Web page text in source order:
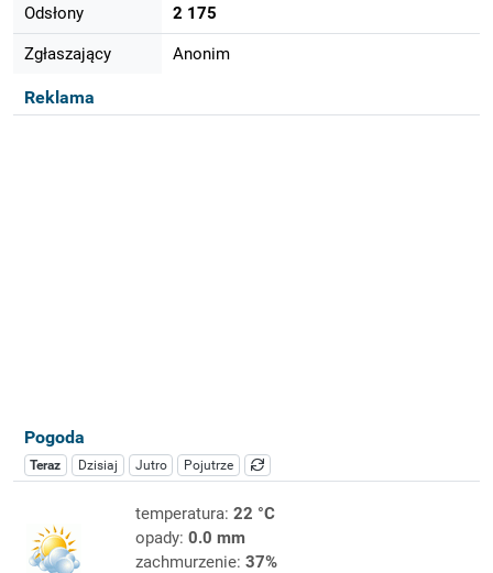
Odsłony 2 175
Zgłaszający Anonim
Reklama
Pogoda
Teraz Dzisiaj Jutro Pojutrze
temperatura: 22 °C
opady: 0.0 mm
zachmurzenie: 37%